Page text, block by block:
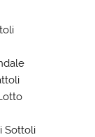
Sottoli